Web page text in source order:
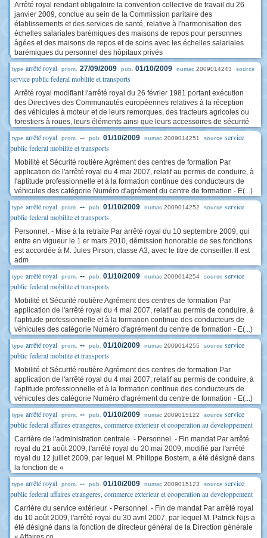
Arrêté royal rendant obligatoire la convention collective de travail du 26
janvier 2009, conclue au sein de la Commission paritaire des
établissements et des services de santé, relative à l'harmonisation des
échelles salariales barémiques des maisons de repos pour personnes
âgées et des maisons de repos et de soins avec les échelles salariales
barémiques du personnel des hôpitaux privés
type arrêté royal prom. 27/09/2009 pub. 01/10/2009 numac 2009014243 source
service public federal mobilite et transports
Arrêté royal modifiant l'arrêté royal du 26 février 1981 portant exécution
des Directives des Communautés européennes relatives à la réception
des véhicules à moteur et de leurs remorques, des tracteurs agricoles ou
forestiers à roues, leurs éléments ainsi que leurs accessoires de sécurité
type arrêté royal prom. -- pub. 01/10/2009 numac 2009014251 source service
public federal mobilite et transports
Mobilité et Sécurité routière Agrément des centres de formation Par
application de l'arrêté royal du 4 mai 2007, relatif au permis de conduire, à
l'aptitude professionnelle et à la formation continue des conducteurs de
véhicules des catégorie Numéro d'agrément du centre de formation - E(...)
type arrêté royal prom. -- pub. 01/10/2009 numac 2009014252 source service
public federal mobilite et transports
Personnel. - Mise à la retraite Par arrêté royal du 10 septembre 2009, qui
entre en vigueur le 1 er mars 2010, démission honorable de ses fonctions
est accordée à M. Jules Pirson, classe A3, avec le titre de conseiller. Il est
adm
type arrêté royal prom. -- pub. 01/10/2009 numac 2009014254 source service
public federal mobilite et transports
Mobilité et Sécurité routière Agrément des centres de formation Par
application de l'arrêté royal du 4 mai 2007, relatif au permis de conduire, à
l'aptitude professionnelle et à la formation continue des conducteurs de
véhicules des catégorie Numéro d'agrément du centre de formation - E(...)
type arrêté royal prom. -- pub. 01/10/2009 numac 2009014255 source service
public federal mobilite et transports
Mobilité et Sécurité routière Agrément des centres de formation Par
application de l'arrêté royal du 4 mai 2007, relatif au permis de conduire, à
l'aptitude professionnelle et à la formation continue des conducteurs de
véhicules des catégorie Numéro d'agrément du centre de formation - E(...)
type arrêté royal prom. -- pub. 01/10/2009 numac 2009015122 source service
public federal affaires etrangeres, commerce exterieur et cooperation au developpement
Carrière de l'administration centrale. - Personnel. - Fin mandat Par arrêté
royal du 21 août 2009, l'arrêté royal du 20 mai 2009, modifié par l'arrêté
royal du 12 juillet 2009, par lequel M. Philippe Bostem, a été désigné dans
la fonction de «
type arrêté royal prom. -- pub. 01/10/2009 numac 2009015123 source service
public federal affaires etrangeres, commerce exterieur et cooperation au developpement
Carrière du service extérieur. - Personnel. - Fin de mandat Par arrêté royal
du 10 août 2009, l'arrêté royal du 30 avril 2007, par lequel M. Patrick Nijs a
été désigné dans la fonction de directeur général de la Direction générale